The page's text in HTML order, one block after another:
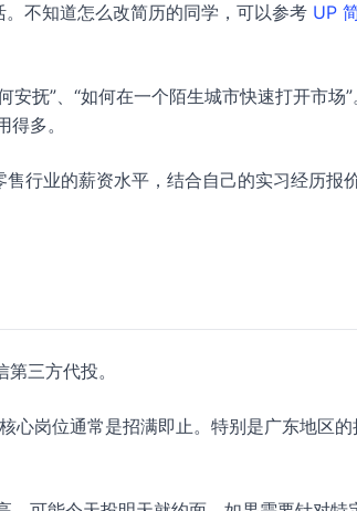
不知道怎么改简历的同学，可以参考 UP
安抚”、“如何在一个陌生城市快速打开市场
多。
行业的薪资水平，结合自己的实习经历报
三方代投。
岗位通常是招满即止。特别是广东地区的